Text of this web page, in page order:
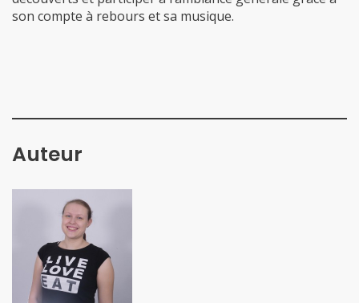
Auteur
Marie Eggermont